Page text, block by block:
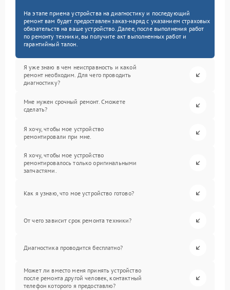
На этапе приема устройства на диагностику и последующий
ремонт вам будет предоставлен заказ-наряд с указанием страховых
обязательств на ваше устройство. Далее, после выполнения работ
по ремонту техники, вы получите акт выполненных работ и
гарантийный талон.
Я уже знаю в чем неисправность и какой
ремонт необходим. Для чего проводить
диагностику?
Мне нужен срочный ремонт. Сможете
сделать?
Я хочу, чтобы мое устройство
ремонтировали при мне.
Я хочу, чтобы мое устройство
ремонтировалось только оригинальными
запчастями.
Как я узнаю, что мое устройство готово?
От чего зависит срок ремонта техники?
Диагностика проводится бесплатно?
Может ли вместо меня принять устройство
после ремонта другой человек, контактный
телефон которого я предоставлю?